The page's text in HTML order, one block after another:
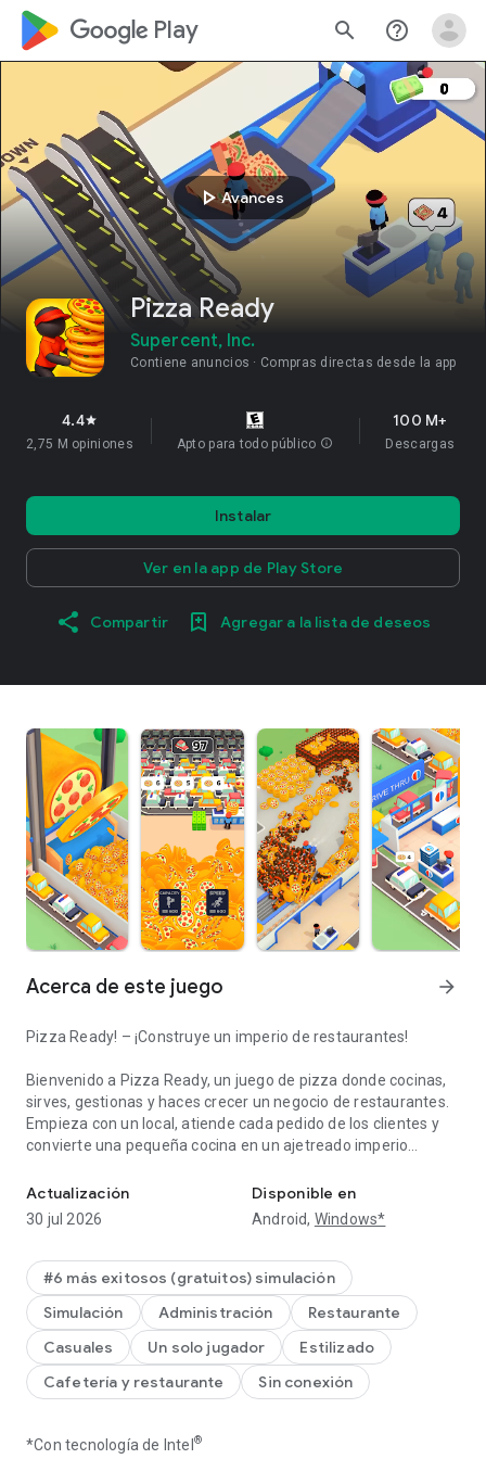
google_logo Play search help_outline
play_arrowAvances
Pizza Ready
Supercent, Inc.
Contiene anuncios Compras directas desde la app
4.4star
2,75 M opiniones Apto para todo público info
100 M+
Descargas
Instalar
Ver en la app de Play Store
Compartir Agregar a la lista de deseos
Acerca de este juego arrow_forward
Pizza Ready! – ¡Construye un imperio de restaurantes!
Bienvenido a Pizza Ready, un juego de pizza donde cocinas,
sirves, gestionas y haces crecer un negocio de restaurantes.
Empieza con un local, atiende cada pedido de los clientes y
convierte una pequeña cocina en un ajetreado imperio
simulador y tycoon, este juego es para ti.
🍕 Cocina, sirve y crece
restaurante funcionando rápido. Toma cada pedido,
completa cada pedido, cocina en la cocina, añade ricos
ingredientes y sirve una comida deliciosa antes de que la fila
se haga demasiado larga. Cada pedido te da dinero,
ganancias y la oportunidad de mejorar tu local.
cada receta, domina el ritmo y atiende a más clientes. Cuanto
Actualización
30 jul 2026
Disponible en
Android, Windows*
#6 más exitosos (gratuitos) simulación
Simulación
Administración
Restaurante
Casuales
Un solo jugador
Estilizado
Cafetería y restaurante
Sin conexión
*Con tecnología de Intel ®